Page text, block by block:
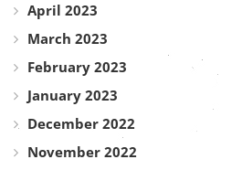
April 2023
March 2023
February 2023
January 2023
December 2022
November 2022